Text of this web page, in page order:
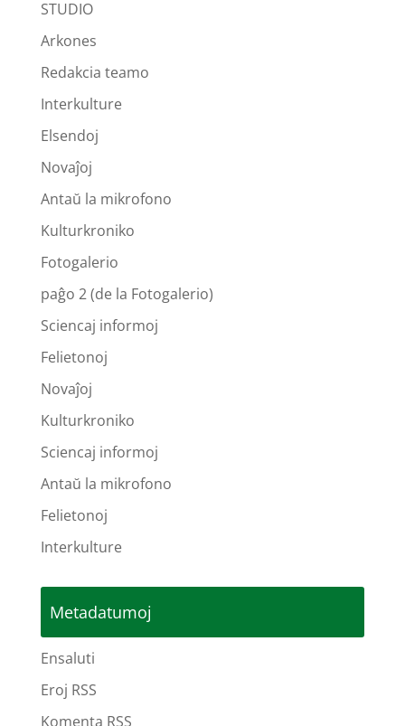
STUDIO
Arkones
Redakcia teamo
Interkulture
Elsendoj
Novaĵoj
Antaŭ la mikrofono
Kulturkroniko
Fotogalerio
paĝo 2 (de la Fotogalerio)
Sciencaj informoj
Felietonoj
Novaĵoj
Kulturkroniko
Sciencaj informoj
Antaŭ la mikrofono
Felietonoj
Interkulture
Metadatumoj
Ensaluti
Eroj RSS
Komenta RSS